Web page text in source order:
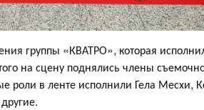
группы «КВАТРО», которая
на сцену поднялись члены
роли в ленте исполнили Гела Месхи,